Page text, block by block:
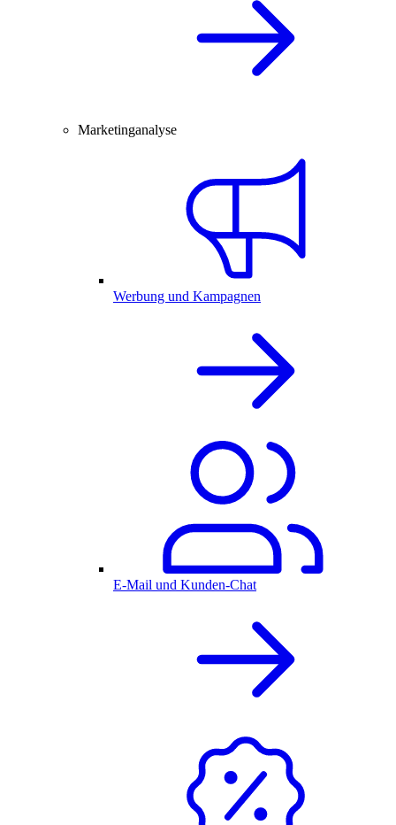
Marketinganalyse
Werbung und Kampagnen
E-Mail und Kunden-Chat